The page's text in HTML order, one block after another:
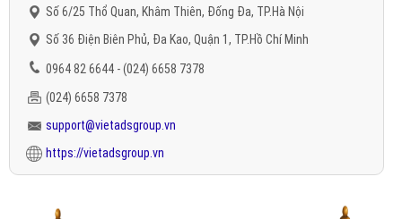
Số 6/25 Thổ Quan, Khâm Thiên, Đống Đa, TP.Hà Nội
Số 36 Điện Biên Phủ, Đa Kao, Quận 1, TP.Hồ Chí Minh
0964 82 6644 - (024) 6658 7378
(024) 6658 7378
support@vietadsgroup.vn
https://vietadsgroup.vn